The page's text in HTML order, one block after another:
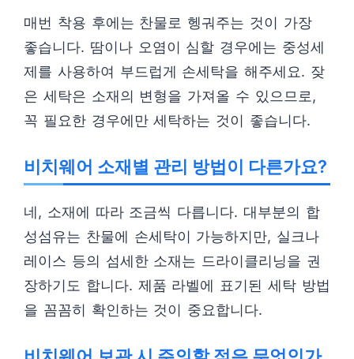
매번 착용 후에는 찬물로 헹궈주는 것이 가장
좋습니다. 땀이나 오염이 심할 경우에는 중성세
제를 사용하여 부드럽게 손세탁을 해주세요. 잦
은 세탁은 소재의 변형을 가져올 수 있으므로,
꼭 필요한 경우에만 세탁하는 것이 좋습니다.
비치웨어 소재별 관리 방법이 다른가요?
네, 소재에 따라 조금씩 다릅니다. 대부분의 합
성섬유는 찬물에 손세탁이 가능하지만, 실크나
레이스 등의 섬세한 소재는 드라이클리닝을 권
장하기도 합니다. 제품 라벨에 표기된 세탁 방법
을 꼼꼼히 확인하는 것이 중요합니다.